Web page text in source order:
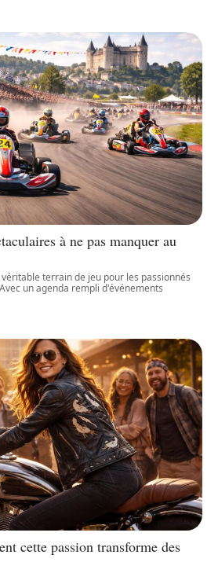
à ne pas manquer au
terrain de jeu pour les passionnés
un agenda rempli d'événements
cette passion transforme des